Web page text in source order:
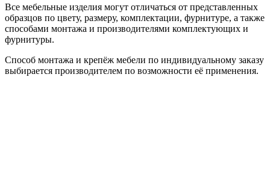
Все мебельные изделия могут отличаться от представленных
образцов по цвету, размеру, комплектации, фурнитуре, а также
способами монтажа и производителями комплектующих и
фурнитуры.
Способ монтажа и крепёж мебели по индивидуальному заказу
выбирается производителем по возможности её применения.